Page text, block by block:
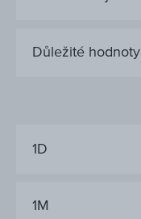
Důležité hodnoty
1D
1M